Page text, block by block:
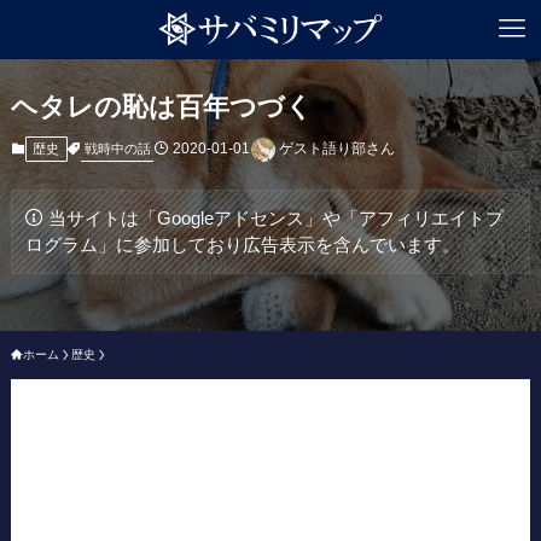
ヘタレの恥は百年つづく
歴史 戦時中の話 2020-01-01 ゲスト語り部さん
当サイトは「Googleアドセンス」や「アフィリエイトプ
ログラム」に参加しており広告表示を含んでいます。
ホーム 歴史